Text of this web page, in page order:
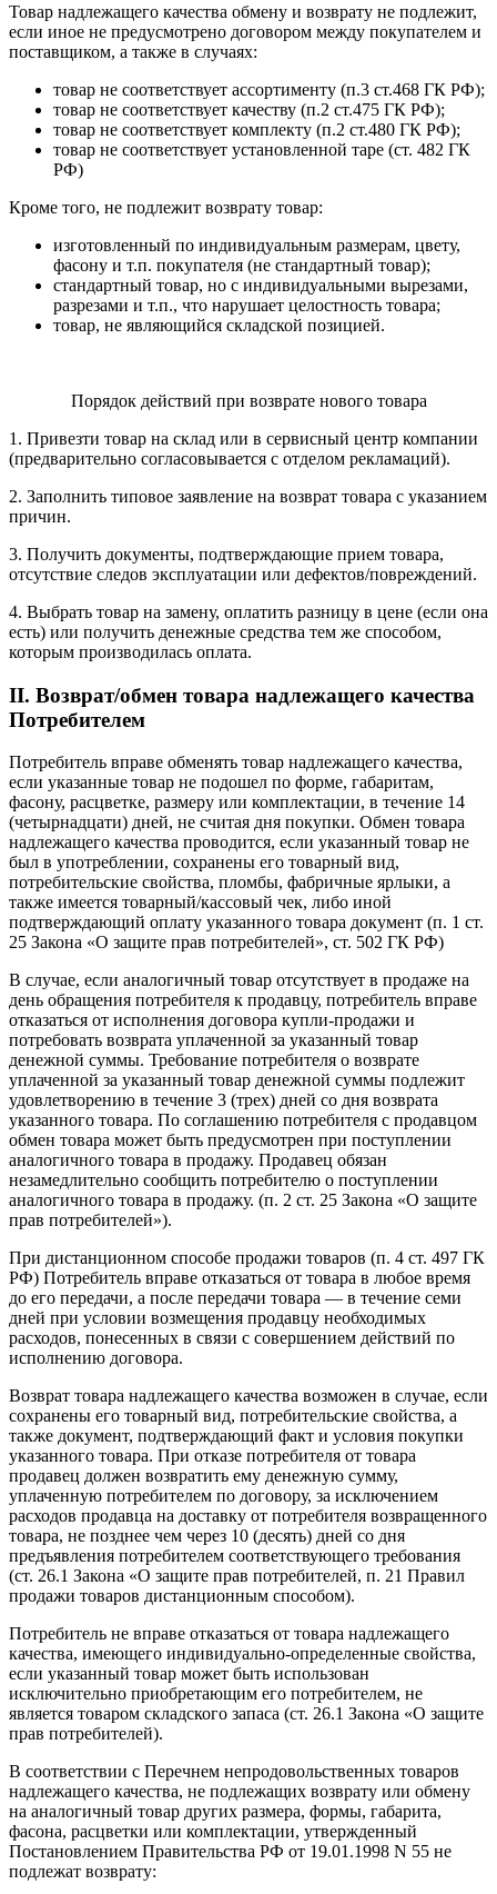
Товар надлежащего качества обмену и возврату не подлежит,
если иное не предусмотрено договором между покупателем и
поставщиком, а также в случаях:
товар не соответствует ассортименту (п.3 ст.468 ГК РФ);
товар не соответствует качеству (п.2 ст.475 ГК РФ);
товар не соответствует комплекту (п.2 ст.480 ГК РФ);
товар не соответствует установленной таре (ст. 482 ГК
РФ)
Кроме того, не подлежит возврату товар:
изготовленный по индивидуальным размерам, цвету,
фасону и т.п. покупателя (не стандартный товар);
стандартный товар, но с индивидуальными вырезами,
разрезами и т.п., что нарушает целостность товара;
товар, не являющийся складской позицией.
Порядок действий при возврате нового товара
1. Привезти товар на склад или в сервисный центр компании
(предварительно согласовывается с отделом рекламаций).
2. Заполнить типовое заявление на возврат товара с указанием
причин.
3. Получить документы, подтверждающие прием товара,
отсутствие следов эксплуатации или дефектов/повреждений.
4. Выбрать товар на замену, оплатить разницу в цене (если она
есть) или получить денежные средства тем же способом,
которым производилась оплата.
II. Возврат/обмен товара надлежащего качества
Потребителем
Потребитель вправе обменять товар надлежащего качества,
если указанные товар не подошел по форме, габаритам,
фасону, расцветке, размеру или комплектации, в течение 14
(четырнадцати) дней, не считая дня покупки. Обмен товара
надлежащего качества проводится, если указанный товар не
был в употреблении, сохранены его товарный вид,
потребительские свойства, пломбы, фабричные ярлыки, а
также имеется товарный/кассовый чек, либо иной
подтверждающий оплату указанного товара документ (п. 1 ст.
25 Закона «О защите прав потребителей», ст. 502 ГК РФ)
В случае, если аналогичный товар отсутствует в продаже на
день обращения потребителя к продавцу, потребитель вправе
отказаться от исполнения договора купли-продажи и
потребовать возврата уплаченной за указанный товар
денежной суммы. Требование потребителя о возврате
уплаченной за указанный товар денежной суммы подлежит
удовлетворению в течение 3 (трех) дней со дня возврата
указанного товара. По соглашению потребителя с продавцом
обмен товара может быть предусмотрен при поступлении
аналогичного товара в продажу. Продавец обязан
незамедлительно сообщить потребителю о поступлении
аналогичного товара в продажу. (п. 2 ст. 25 Закона «О защите
прав потребителей»).
При дистанционном способе продажи товаров (п. 4 ст. 497 ГК
РФ) Потребитель вправе отказаться от товара в любое время
до его передачи, а после передачи товара — в течение семи
дней при условии возмещения продавцу необходимых
расходов, понесенных в связи с совершением действий по
исполнению договора.
Возврат товара надлежащего качества возможен в случае, если
сохранены его товарный вид, потребительские свойства, а
также документ, подтверждающий факт и условия покупки
указанного товара. При отказе потребителя от товара
продавец должен возвратить ему денежную сумму,
уплаченную потребителем по договору, за исключением
расходов продавца на доставку от потребителя возвращенного
товара, не позднее чем через 10 (десять) дней со дня
предъявления потребителем соответствующего требования
(ст. 26.1 Закона «О защите прав потребителей, п. 21 Правил
продажи товаров дистанционным способом).
Потребитель не вправе отказаться от товара надлежащего
качества, имеющего индивидуально-определенные свойства,
если указанный товар может быть использован
исключительно приобретающим его потребителем, не
является товаром складского запаса (ст. 26.1 Закона «О защите
прав потребителей).
В соответствии с Перечнем непродовольственных товаров
надлежащего качества, не подлежащих возврату или обмену
на аналогичный товар других размера, формы, габарита,
фасона, расцветки или комплектации, утвержденный
Постановлением Правительства РФ от 19.01.1998 N 55 не
подлежат возврату: